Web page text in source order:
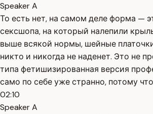
Speaker A
То есть нет, на самом деле форма —
сексшопа, на который налепили
выше всякой нормы, шейные
никто и никогда не наденет. Это не
типа фетишизированная версия
само по себе уже странно, потому что
02:10
Speaker A